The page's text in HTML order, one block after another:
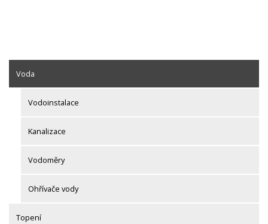
Voda
Vodoinstalace
Kanalizace
Vodoměry
Ohřívače vody
Topení